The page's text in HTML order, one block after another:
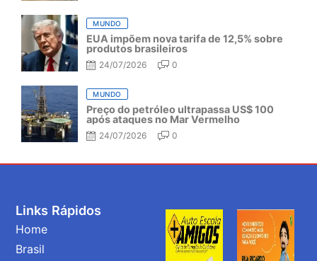
MUNDO
EUA impõem nova tarifa de 12,5% sobre
produtos brasileiros
24/07/2026 0
MUNDO
Preço do petróleo ultrapassa US$ 100
após ataques no Mar Vermelho
24/07/2026 0
Links Rápidos
Home
Brasil